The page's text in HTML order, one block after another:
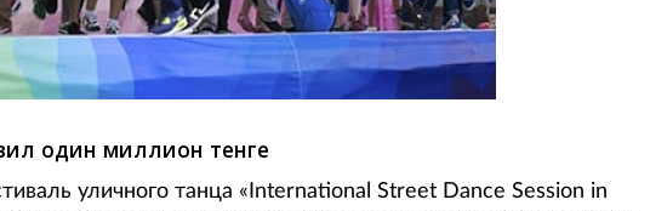
один миллион тенге
уличного танца «International Street Dance Session in